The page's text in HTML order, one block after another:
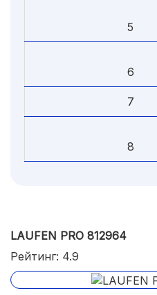
5
6
7
8
LAUFEN PRO 812964
Рейтинг: 4.9